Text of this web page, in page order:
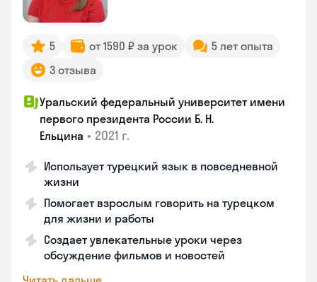
5 от 1590 ₽ за урок
5 лет опыта
3 отзыва
Уральский федеральный университет имени
первого президента России Б. Н.
Ельцина • 2021 г.
Использует турецкий язык в повседневной
жизни
Помогает взрослым говорить на турецком
для жизни и работы
Создает увлекательные уроки через
обсуждение фильмов и новостей